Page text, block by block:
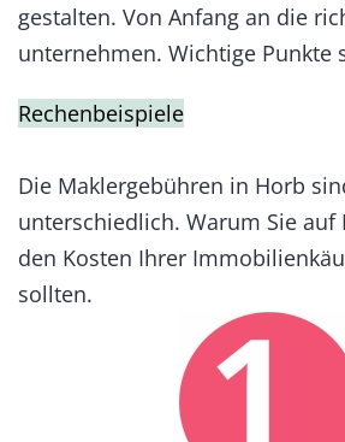
gestalten. Von Anfang an die
unternehmen. Wichtige Punkte
Rechenbeispiele
Die Maklergebühren in Horb
unterschiedlich. Warum Sie auf
den Kosten Ihrer
sollten.